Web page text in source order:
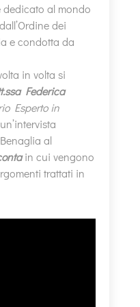
dedicato al mondo
dei
e condotta da
in volta si
Federica
Esperto in
al
in cui vengono
trattati in